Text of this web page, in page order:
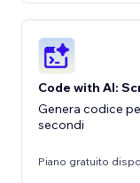
Code with AI:
Genera codice
secondi
Piano gratuito